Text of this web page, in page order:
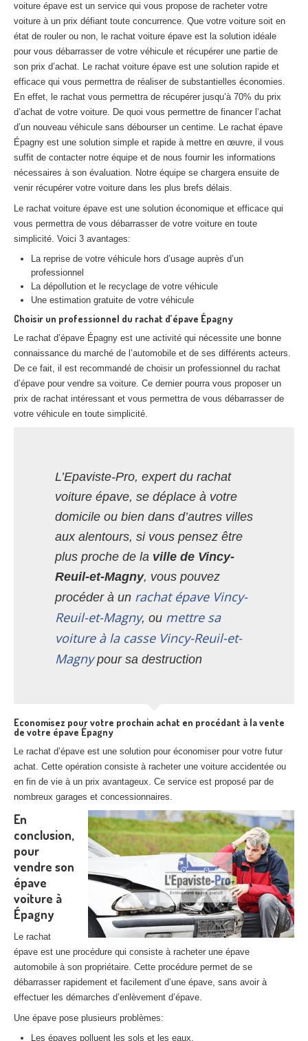
Centreagréé VHU 78 : casse auto avec destruction
Centre agréé VHU 91 : casse auto avec destruction
Centreagréé VHU 92 : casse auto avec destruction
Centreagréé VHU 93 : casse auto avec destruction
Centre agréé VHU 94 : casse auto avec destruction
Centreagréé VHU 95 : casse auto avec destruction
DOCUMENTSÀ JOINDRE
RACHATVÉHICULES
CONTACT
voiture épave est un service qui vous propose de racheter votre
voiture à un prix défiant toute concurrence. Que votre voiture soit en
état de rouler ou non, le rachat voiture épave est la solution idéale
pour vous débarrasser de votre véhicule et récupérer une partie de
son prix d’achat. Le rachat voiture épave est une solution rapide et
efficace qui vous permettra de réaliser de substantielles économies.
En effet, le rachat vous permettra de récupérer jusqu’à 70% du prix
d’achat de votre voiture. De quoi vous permettre de financer l’achat
d’un nouveau véhicule sans débourser un centime. Le rachat épave
Épagny est une solution simple et rapide à mettre en œuvre, il vous
suffit de contacter notre équipe et de nous fournir les informations
nécessaires à son évaluation. Notre équipe se chargera ensuite de
venir récupérer votre voiture dans les plus brefs délais.
Le rachat voiture épave est une solution économique et efficace qui
vous permettra de vous débarrasser de votre voiture en toute
simplicité. Voici 3 avantages:
La reprise de votre véhicule hors d’usage auprès d’un
professionnel
La dépollution et le recyclage de votre véhicule
Une estimation gratuite de votre véhicule
Choisir un professionnel du rachat d’épave Épagny
Le rachat d’épave Épagny est une activité qui nécessite une bonne
connaissance du marché de l’automobile et de ses différents acteurs.
De ce fait, il est recommandé de choisir un professionnel du rachat
d’épave pour vendre sa voiture. Ce dernier pourra vous proposer un
prix de rachat intéressant et vous permettra de vous débarrasser de
votre véhicule en toute simplicité.
L’Epaviste-Pro, expert du rachat
voiture épave, se déplace à votre
domicile ou bien dans d’autres villes
aux alentours, si vous pensez être
plus proche de la ville de Vincy-
Reuil-et-Magny, vous pouvez
procéder à un rachat épave Vincy-
Reuil-et-Magny, ou mettre sa
voiture à la casse Vincy-Reuil-et-
Magnypour sa destruction
Economisez pour votre prochain achat en procédant à la vente
de votre épave Épagny
Le rachat d’épave est une solution pour économiser pour votre futur
achat. Cette opération consiste à racheter une voiture accidentée ou
en fin de vie à un prix avantageux. Ce service est proposé par de
nombreux garages et concessionnaires.
En
conclusion,
pour
vendre son
épave
voiture à
Épagny
Le rachat
épave est une procédure qui consiste à racheter une épave
automobile à son propriétaire. Cette procédure permet de se
débarrasser rapidement et facilement d’une épave, sans avoir à
effectuer les démarches d’enlèvement d’épave.
Une épave pose plusieurs problèmes:
Les épaves polluent les sols et les eaux.